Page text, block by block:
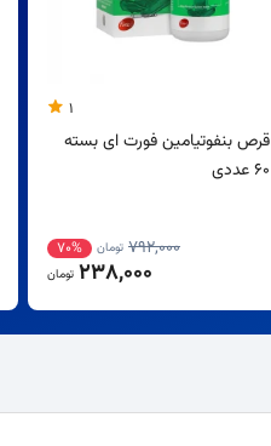
1
قرص بنفوتیامین فورت ای بسته
60 عددی
792,000 تومان 70%
238,000 تومان